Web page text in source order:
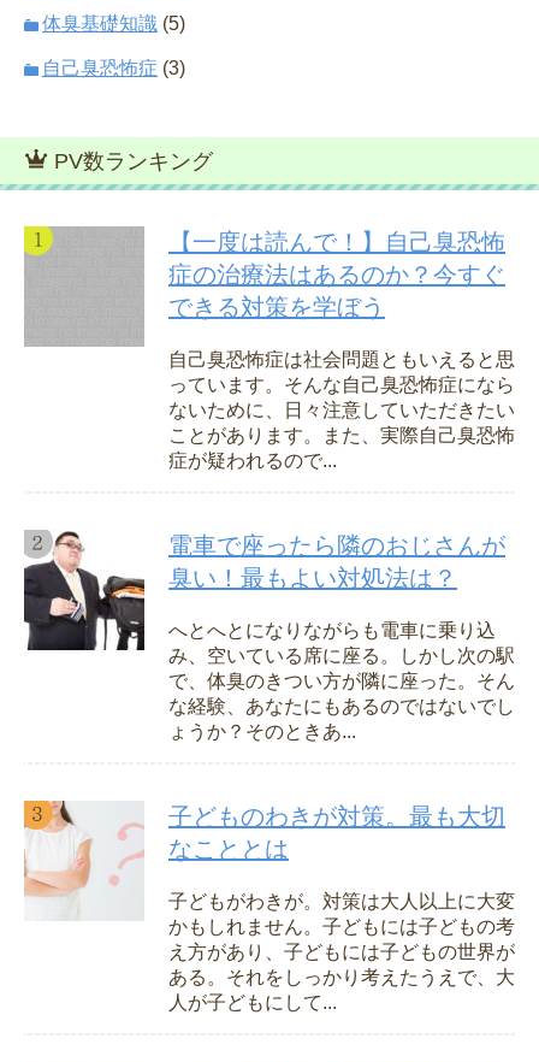
体臭基礎知識 (5)
自己臭恐怖症 (3)
PV数ランキング
【一度は読んで！】自己臭恐怖
症の治療法はあるのか？今すぐ
できる対策を学ぼう
自己臭恐怖症は社会問題ともいえると思
っています。そんな自己臭恐怖症になら
ないために、日々注意していただきたい
ことがあります。また、実際自己臭恐怖
症が疑われるので...
電車で座ったら隣のおじさんが
臭い！最もよい対処法は？
へとへとになりながらも電車に乗り込
み、空いている席に座る。しかし次の駅
で、体臭のきつい方が隣に座った。そん
な経験、あなたにもあるのではないでし
ょうか？そのときあ...
子どものわきが対策。最も大切
なこととは
子どもがわきが。対策は大人以上に大変
かもしれません。子どもには子どもの考
え方があり、子どもには子どもの世界が
ある。それをしっかり考えたうえで、大
人が子どもにして...